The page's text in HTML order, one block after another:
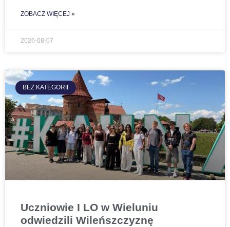
ZOBACZ WIĘCEJ »
2026-08-07
BEZ KATEGORII
Uczniowie I LO w Wieluniu
odwiedzili Wileńszczyznę